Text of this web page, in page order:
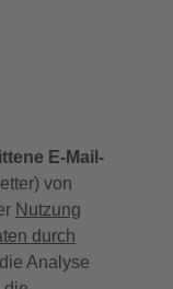
E-Mail-
von
Nutzung
durch
Analyse